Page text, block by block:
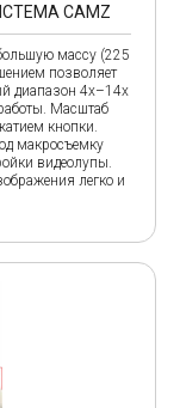
CAMZ
массу (225
позволяет
диапазон 4х–14х
Масштаб
кнопки.
макросъемку
видеолупы.
легко и